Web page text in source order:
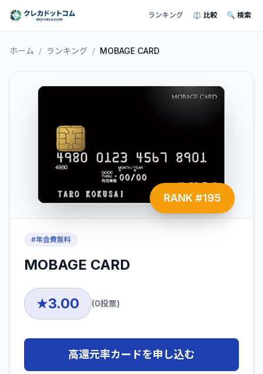
ランキング ⚖️ 比較 🔍 検索
ホーム / ランキング / MOBAGE CARD
RANK #195
#年会費無料
MOBAGE CARD
★3.00 (0投票)
高還元率カードを申し込む